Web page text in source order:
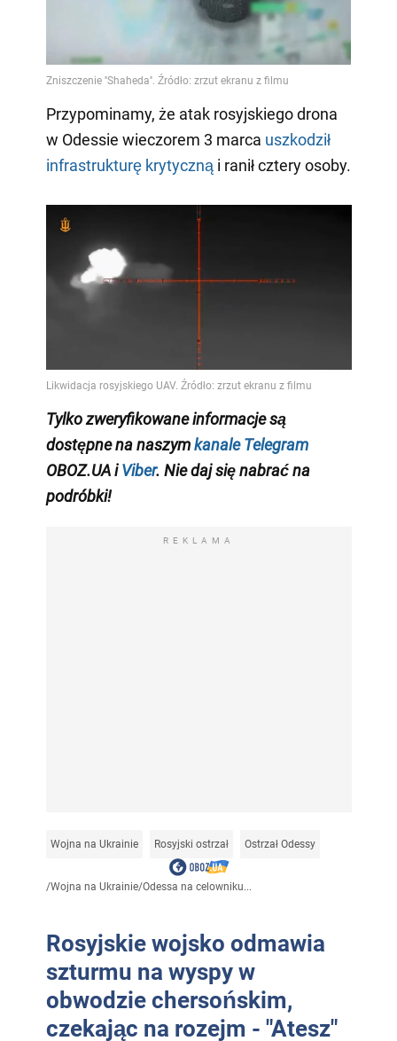
Przypominamy, że atak rosyjskiego drona
w Odessie wieczorem 3 marca uszkodził
infrastrukturę krytycznąi ranił cztery osoby.
Tylko zweryfikowane informacje są
dostępne na naszymkanale Telegram
OBOZ.UA iViber. Nie daj się nabrać na
podróbki!
REKLAMA
Wojna na Ukrainie Rosyjski ostrzał Ostrzał Odessy
/Wojna na Ukrainie/Odessa na celowniku...
Rosyjskie wojsko odmawia
szturmu na wyspy w
obwodzie chersońskim,
czekając na rozejm - "Atesz"